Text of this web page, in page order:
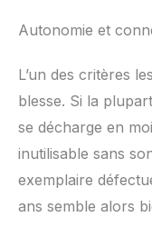
Autonomie et
L’un des critères
blesse. Si la
se décharge en
inutilisable sans
exemplaire
ans semble alors